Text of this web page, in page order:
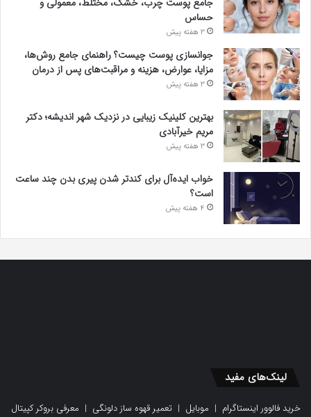
حساس
3 هفته پیش
جوانسازی پوست چیست؟ راهنمای جامع روش‌ها،
مزایا، عوارض، هزینه و مراقبت‌های پس از درمان
3 هفته پیش
بهترین کلینیک زیبایی در نزدیک شهر اندیشه؛ دکتر
مریم خیرآبادی
3 هفته پیش
خواب ایده‌آل برای کندتر شدن پیری بدن چند ساعت
است؟
4 هفته پیش
لینک‌های مفید
خرید فالوور اینستاگرام | موبایل | تعمیر قهوه ساز دلونگی | معرفی بروکر کپیتال